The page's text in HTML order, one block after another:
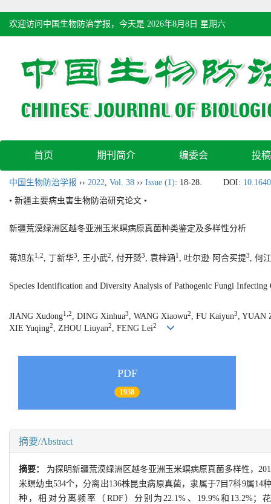
欢迎访问中国生物防治学报，今天是 2026年8月8日 星期六
首页 期刊简介 编委会 投
中国生物防治学报 ›› 2022, Vol. 38 ›› Issue (1): 18-28. DOI:
• 新疆主要病虫害生物防治研究论文 •
新疆荒漠绿洲区越冬亚洲玉米螟病原真菌种类鉴定及多样性分析
蒋旭东1,2, 丁新华3, 王小武2, 付开赟3, 袁梓涵1 , 吐尔逊·阿合买提3, 何江
Species Identification and Diversity Analysis of Pathogenic Fungi
JIANG Xudong1,2 , DING Xinhua3 , WANG Xiaowu2 , FU Kaiyun3
, YUAN
XIE Yuqing2 , ZHOU Liuyan2 , FENG Lei2
PDF
1938
摘要/Abstract
摘要： 为探明新疆荒漠绿洲区越冬亚洲玉米螟病原真菌多样性，
米螟幼虫534个，分离出136株昆虫病原真菌，隶属于7目7科9属14
种，相对分离频率（RDF）分别为22.1%、19.9%和13.2%；